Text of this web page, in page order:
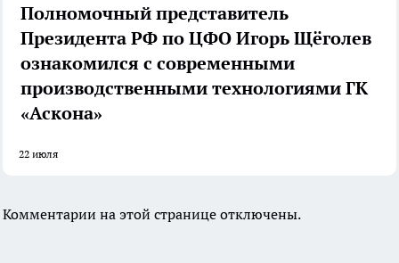
Полномочный представитель
Президента РФ по ЦФО Игорь Щёголев
ознакомился с современными
производственными технологиями ГК
«Аскона»
22 июля
Комментарии на этой странице отключены.